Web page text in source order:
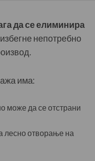
да се елиминира
непотребно
има:
може да се отстрани
лесно отворање на